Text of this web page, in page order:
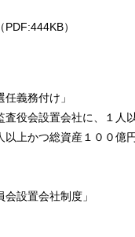
（PDF:444KB）
義務付け」
役会設置会社に、１人
以上かつ総資産１００億
設置会社制度」